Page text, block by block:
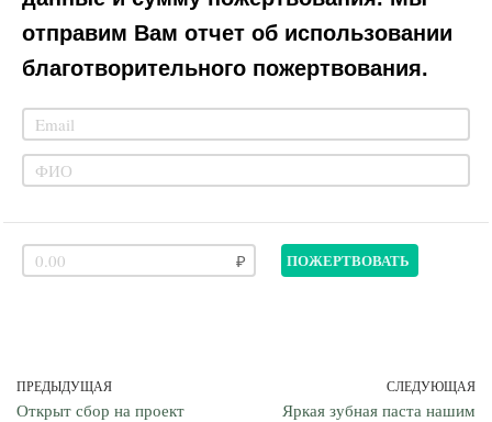
отправим Вам отчет об использовании
благотворительного пожертвования.
ПОЖЕРТВОВАТЬ
ПРЕДЫДУЩАЯ
Открыт сбор на проект
СЛЕДУЮЩАЯ
Яркая зубная паста нашим